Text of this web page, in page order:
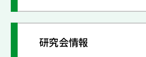
研究会情報